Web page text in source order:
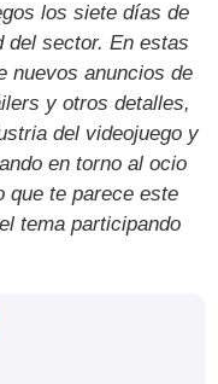
los siete días de
del sector. En estas
nuevos anuncios de
y otros detalles,
del videojuego y
en torno al ocio
que te parece este
tema participando